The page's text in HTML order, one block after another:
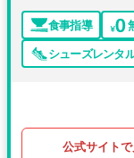
食事指導
シューズレンタ
公式サイト